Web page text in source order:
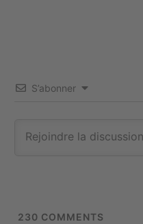
S’abonner
230 COMMENTS